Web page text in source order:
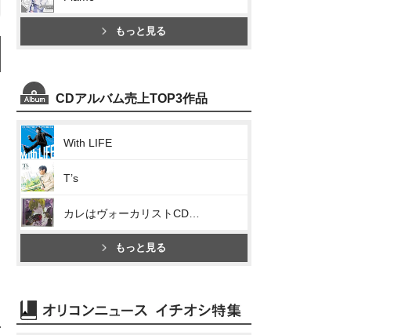
もっと見る
CDアルバム売上TOP3作品
With LIFE
T’s
もっと見る